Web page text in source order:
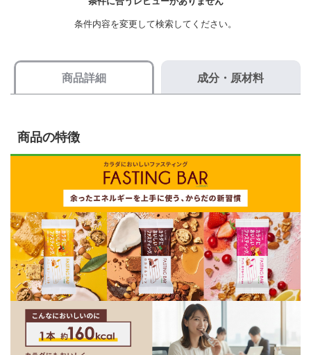
商品詳細 成分・原材料
商品の特徴